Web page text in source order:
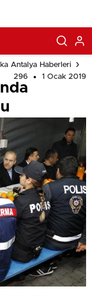
Antalya Haberleri
296
1 Ocak 2019